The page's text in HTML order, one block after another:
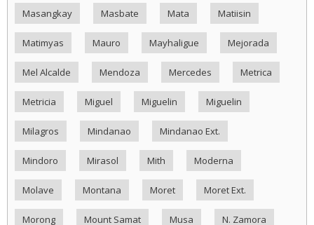
Masangkay Masbate Mata Matiisin
Matimyas Mauro Mayhaligue Mejorada
Mel Alcalde Mendoza Mercedes Metrica
Metricia Miguel Miguelin Miguelin
Milagros Mindanao Mindanao Ext.
Mindoro Mirasol Mith Moderna
Molave Montana Moret Moret Ext.
Morong Mount Samat Musa N. Zamora